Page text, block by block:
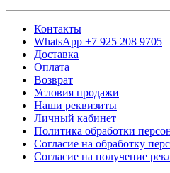
Контакты
WhatsApp +7 925 208 9705
Доставка
Оплата
Возврат
Условия продажи
Наши реквизиты
Личный кабинет
Политика обработки
Согласие на обработку
Согласие на получение